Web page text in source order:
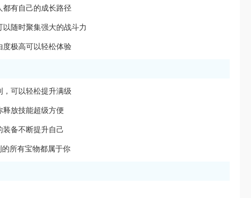
有自己的成长路径
随时聚集强大的战斗力
度极高可以轻松体验
可以轻松提升满级
释放技能超级方便
备不断提升自己
所有宝物都属于你